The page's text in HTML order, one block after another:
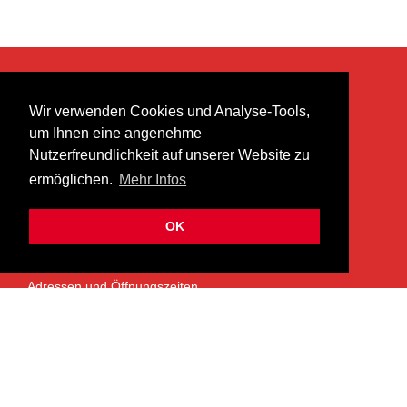
Wir verwenden Cookies und Analyse-Tools,
um Ihnen eine angenehme
Nutzerfreundlichkeit auf unserer Website zu
ermöglichen. Mehr Infos
OK
heer musik ag
Lättenstrasse 35
8952 Schlieren
info@heermusic.com
ÜBER UNS
Adressen und Öffnungszeiten